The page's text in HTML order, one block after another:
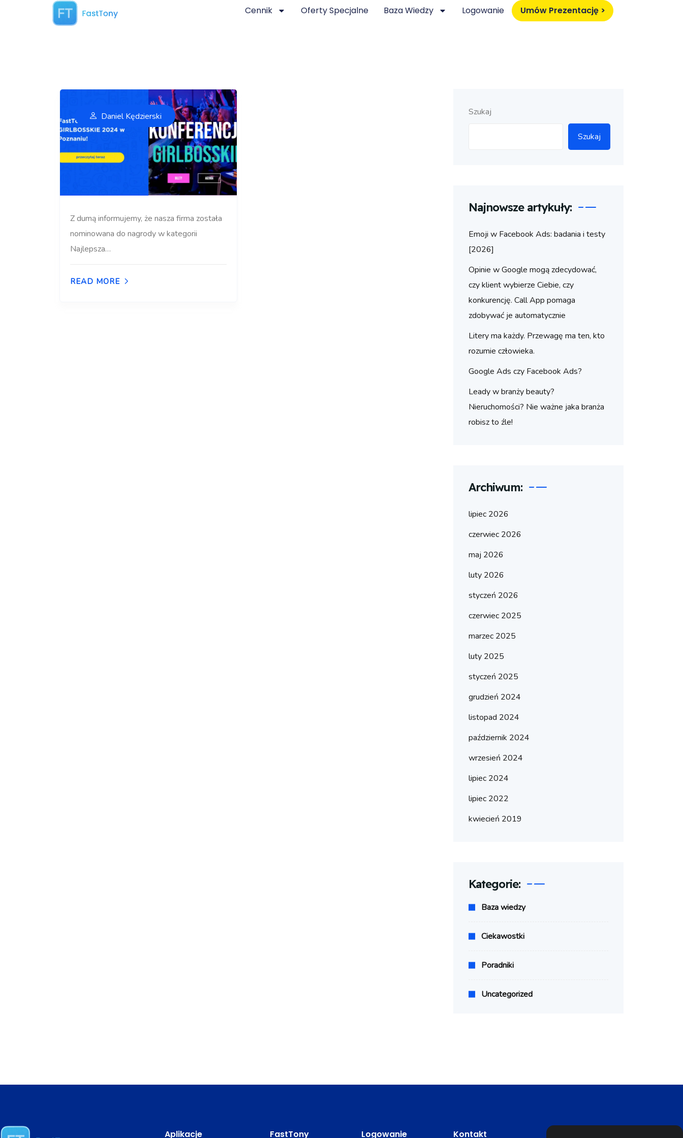
Cennik Oferty Specjalne Baza Wiedzy Logowanie Umów Prezentację >
Daniel Kędzierski
Z dumą informujemy, że nasza firma została
nominowana do nagrody w kategorii
Najlepsza…
READ MORE
Szukaj
Szukaj
Najnowsze artykuły:
Emoji w Facebook Ads: badania i testy
[2026]
Opinie w Google mogą zdecydować,
czy klient wybierze Ciebie, czy
konkurencję. Call App pomaga
zdobywać je automatycznie
Litery ma każdy. Przewagę ma ten, kto
rozumie człowieka.
Google Ads czy Facebook Ads?
Leady w branży beauty?
Nieruchomości? Nie ważne jaka branża
robisz to źle!
Archiwum:
lipiec 2026
czerwiec 2026
maj 2026
luty 2026
styczeń 2026
czerwiec 2025
marzec 2025
luty 2025
styczeń 2025
grudzień 2024
listopad 2024
październik 2024
wrzesień 2024
lipiec 2024
lipiec 2022
kwiecień 2019
Kategorie:
Baza wiedzy
Ciekawostki
Poradniki
Uncategorized
Aplikacje FastTony Logowanie Kontakt